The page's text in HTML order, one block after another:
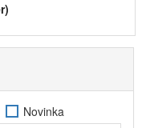
Novinka